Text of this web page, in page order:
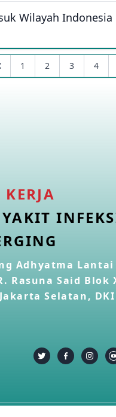
Wilayah Indonesia
1 2 3 4
Adhyatma Lantai
Rasuna Said Blok
Selatan,